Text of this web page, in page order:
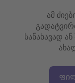
ამ
სანახავად